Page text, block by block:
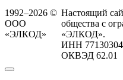
1992–2026 ©
ООО
«ЭЛКОД»
Настоящий
общества с
«ЭЛКОД».
ИНН
ОКВЭД 62.01